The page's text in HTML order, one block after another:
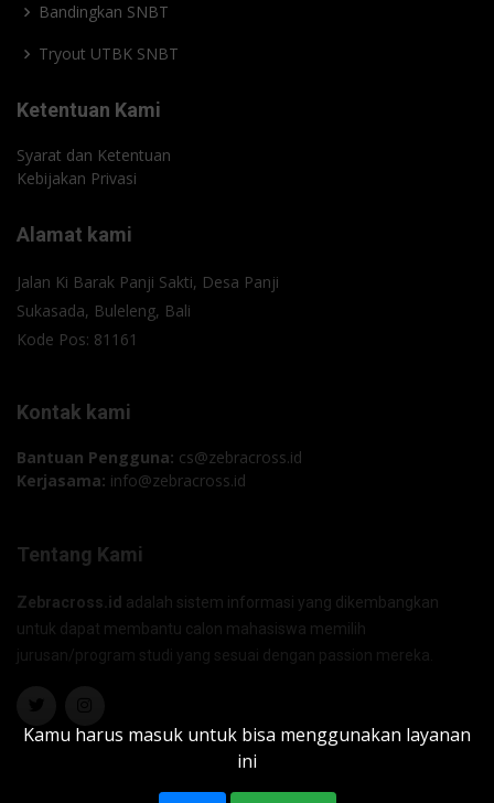
Kamu harus masuk untuk bisa menggunakan layanan
ini
Bandingkan SNBT
Tryout UTBK SNBT
Ketentuan Kami
Syarat dan Ketentuan
Kebijakan Privasi
Alamat kami
Jalan Ki Barak Panji Sakti, Desa Panji
Sukasada, Buleleng, Bali
Kode Pos: 81161
Kontak kami
Bantuan Pengguna: cs@zebracross.id
Kerjasama: info@zebracross.id
Tentang Kami
Zebracross.id adalah sistem informasi yang dikembangkan
untuk dapat membantu calon mahasiswa memilih
jurusan/program studi yang sesuai dengan passion mereka.